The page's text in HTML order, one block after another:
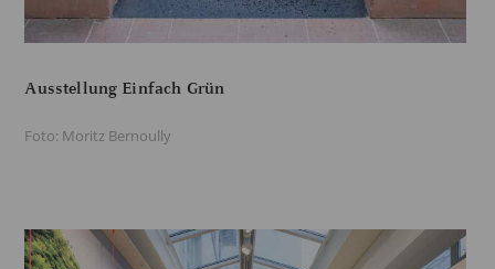
Ausstellung Einfach Grün
Foto: Moritz Bernoully